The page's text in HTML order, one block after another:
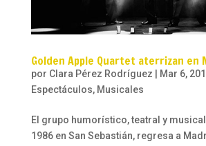
Golden Apple Quartet aterrizan en
por Clara Pérez Rodríguez Mar 6,
Espectáculos, Musicales
El grupo humorístico, teatral y
1986 en San Sebastián, regresa a